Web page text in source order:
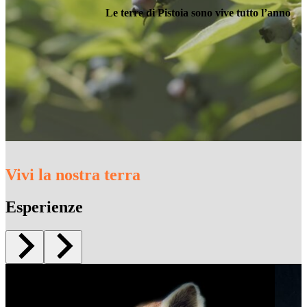
Le terre di Pistoia sono vive tutto l’anno
Vivi la nostra terra
Esperienze